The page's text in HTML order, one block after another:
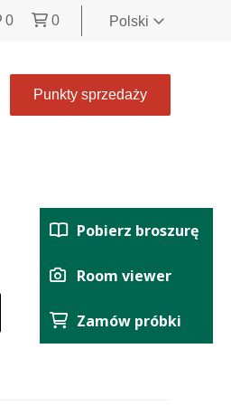
0 0
Polski
United
Kingdom
Nederland
Français
Italiano
Svenska
Punkty sprzedaży
Pobierz broszurę
Room viewer
Zamów próbki